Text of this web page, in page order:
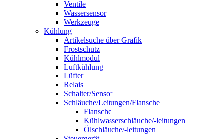
Ventile
Wassersensor
Werkzeuge
Kühlung
Artikelsuche über Grafik
Frostschutz
Kühlmodul
Luftkühlung
Lüfter
Relais
Schalter/Sensor
Schläuche/Leitungen/Flansche
Flansche
Kühlwasserschläuche/-leitungen
Ölschläuche/-leitungen